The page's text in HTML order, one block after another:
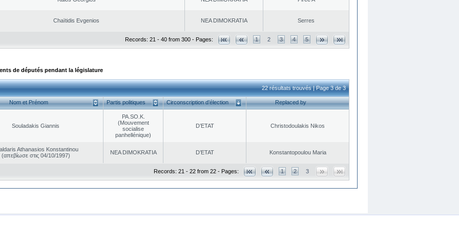
Chaïtidis Evgenios NEA DΙMOKRATIA Serres
Records: 21 - 40 from 300 - Pages: 1 2 3 4 5
de députés pendant la législature
22 résultats trouvés | Page 3 de 3
Nom et Prénom Partis politiques Circonscription d’élection Replaced by
Souladakis Giannis
PA.SO.K.
(Mouvement
socialise
panhellénique)
D’ETAT Christodoulakis Nikos
Athanasios Konstantinou
(απεβίωσε στις 04/10/1997)
NEA DΙMOKRATIA D’ETAT Konstantopoulou Maria
Records: 21 - 22 from 22 - Pages: 1 2 3